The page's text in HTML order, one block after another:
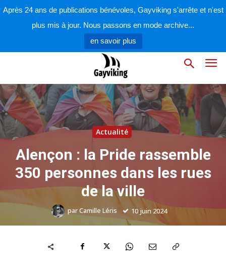
Après 24 ans de publications bénévoles, Gayviking s'arrête et n'est
plus mis à jour. Nous passons en mode archive...
en savoir plus
Actualité
Alençon : la Pride rassemble
350 personnes dans les rues
de la ville
parCamille Léris 10 juin 2024